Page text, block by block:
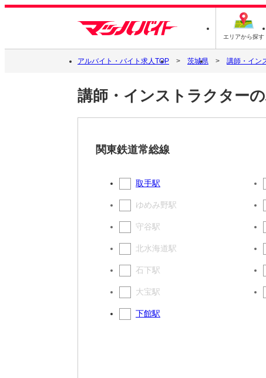
エリアから探す
アルバイト・バイト求人TOP 茨城県 講師・イン
講師・インストラクター
関東鉄道常総線
取手駅
ゆめみ野駅
守谷駅
北水海道駅
石下駅
大宝駅
下館駅